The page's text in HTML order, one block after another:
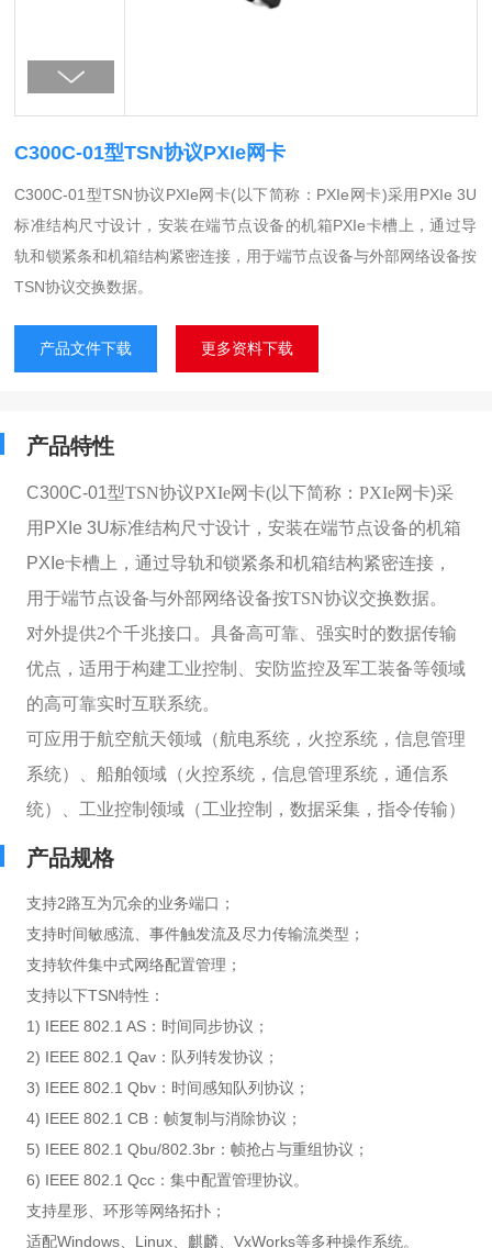
C300C-01型TSN协议PXIe网卡
C300C-01型TSN协议PXIe网卡(以下简称：PXIe网卡)采用PXIe 3U
标准结构尺寸设计，安装在端节点设备的机箱PXIe卡槽上，通过导
轨和锁紧条和机箱结构紧密连接，用于端节点设备与外部网络设备按
TSN协议交换数据。
产品文件下载 更多资料下载
产品特性
C300C-01型TSN协议PXIe网卡(以下简称 ： PXIe网卡)采
用PXIe 3U标准结构尺寸设计，安装在端节点设备的机箱
PXIe卡槽上，通过导轨和锁紧条和机箱结构紧密连接 ，
用于端节点设备与外部网络设备按TSN协议交换数据。
对外提供2个千兆接口。具备高可靠、强实时的数据传输
优点，适用于构建工业控制、安防监控及军工装备等领域
的高可靠实时互联系统。
可应用于航空航天领域（航电系统，火控系统，信息管理
系统）、 船舶领域（火控系统，信息管理系统，通信系
统）、 工业控制领域（工业控制，数据采集，指令传输）
产品规格
支持2路互为冗余的业务端口；
支持时间敏感流、事件触发流及尽力传输流类型；
支持软件集中式网络配置管理；
支持以下TSN特性：
1) IEEE 802.1 AS：时间同步协议；
2) IEEE 802.1 Qav：队列转发协议；
3) IEEE 802.1 Qbv：时间感知队列协议；
4) IEEE 802.1 CB：帧复制与消除协议；
5) IEEE 802.1 Qbu/802.3br：帧抢占与重组协议；
6) IEEE 802.1 Qcc：集中配置管理协议。
支持星形、环形等网络拓扑；
适配Windows、Linux、麒麟、 VxWorks等多种操作系统。